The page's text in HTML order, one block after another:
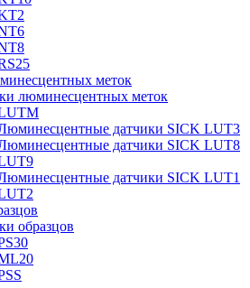
меток
люминесцентных меток
датчики SICK LUT3
датчики SICK LUT8
датчики SICK LUT1
образцов